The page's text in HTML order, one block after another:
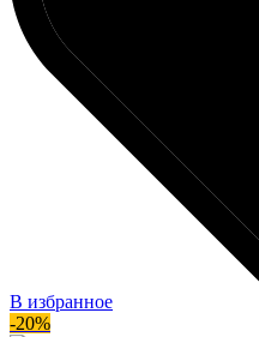
В избранное
-20%